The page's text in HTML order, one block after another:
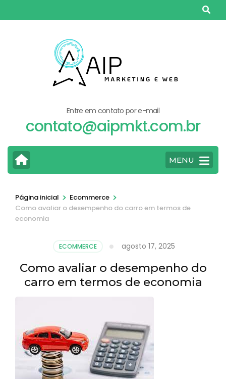
para
Entre em contato por e-mail
contato@aipmkt.com.br
MENU
Página inicial > Ecommerce >
Como avaliar o desempenho do carro em termos de
economia
ECOMMERCE agosto 17, 2025
Como avaliar o desempenho do
carro em termos de economia